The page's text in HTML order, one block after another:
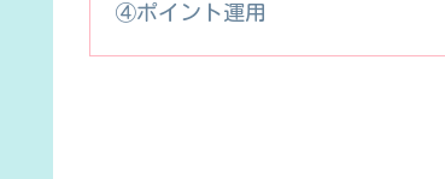
④ポイント運用